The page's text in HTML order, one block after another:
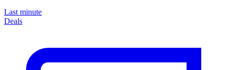
Last minute
Deals